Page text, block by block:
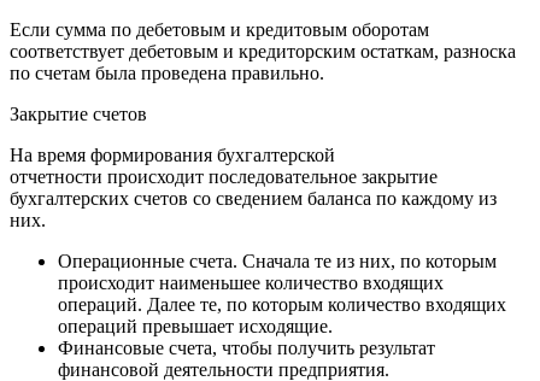
Если сумма по дебетовым и кредитовым оборотам
соответствует дебетовым и кредиторским остаткам, разноска
по счетам была проведена правильно.
Закрытие счетов
На время формирования бухгалтерской
отчетности происходит последовательное закрытие
бухгалтерских счетов со сведением баланса по каждому из
них.
Операционные счета. Сначала те из них, по которым
происходит наименьшее количество входящих
операций. Далее те, по которым количество входящих
операций превышает исходящие.
Финансовые счета, чтобы получить результат
финансовой деятельности предприятия.